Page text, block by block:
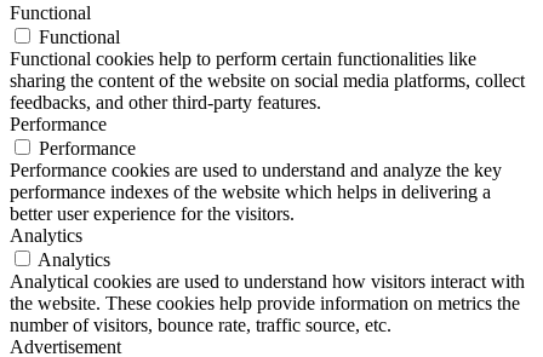
Functional
Functional
Functional cookies help to perform certain functionalities like
sharing the content of the website on social media platforms, collect
feedbacks, and other third-party features.
Performance
Performance
Performance cookies are used to understand and analyze the key
performance indexes of the website which helps in delivering a
better user experience for the visitors.
Analytics
Analytics
Analytical cookies are used to understand how visitors interact with
the website. These cookies help provide information on metrics the
number of visitors, bounce rate, traffic source, etc.
Advertisement